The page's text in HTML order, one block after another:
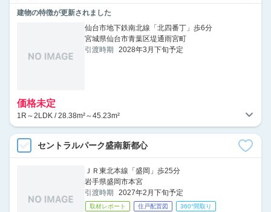
建物の特徴が更新されました
仙台市地下鉄南北線「北四番丁」歩6分
宮城県仙台市青葉区堤通雨宮町
引渡時期
2028年3月下旬予定
価格未定
1R～2LDK / 28.38m²～45.23m²
セントラルパーク盛南新都心
ＪＲ東北本線「盛岡」歩25分
岩手県盛岡市本宮
引渡時期
2027年2月下旬予定
取材レポート 住戸配置図 360°間取り